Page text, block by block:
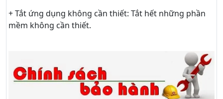
+ Tắt ứng dụng không cần thiết: Tắt hết những phần
mềm không cần thiết.